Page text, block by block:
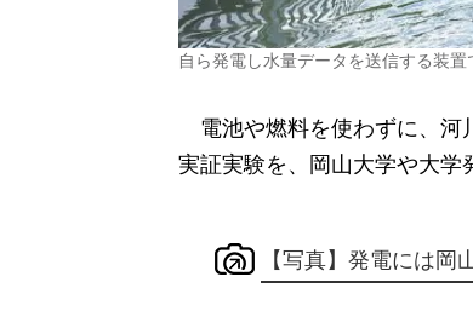
自ら発電し水量データを送信する装
電池や燃料を使わずに、河
実証実験を、岡山大学や大学
【写真】発電には